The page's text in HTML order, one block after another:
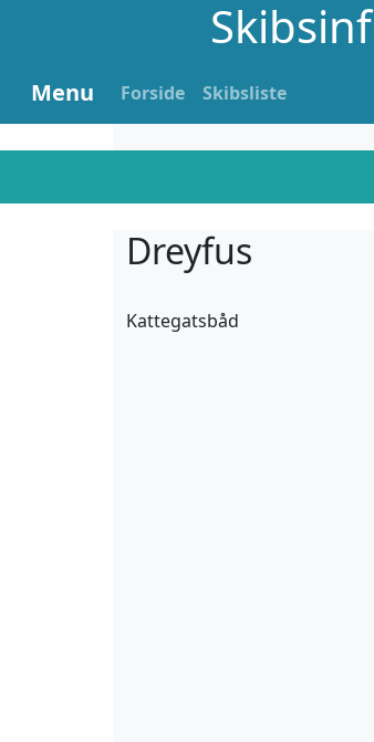
Menu Forside Skibsliste
Dreyfus
Kattegatsbåd